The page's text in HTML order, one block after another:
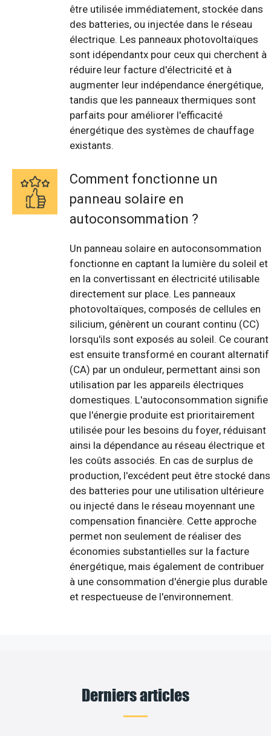
être utilisée immédiatement, stockée dans
des batteries, ou injectée dans le réseau
électrique. Les panneaux photovoltaïques
sont idépendantx pour ceux qui cherchent à
réduire leur facture d'électricité et à
augmenter leur indépendance énergétique,
tandis que les panneaux thermiques sont
parfaits pour améliorer l'efficacité
énergétique des systèmes de chauffage
existants.
Comment fonctionne un
panneau solaire en
autoconsommation ?
Un panneau solaire en autoconsommation
fonctionne en captant la lumière du soleil et
en la convertissant en électricité utilisable
directement sur place. Les panneaux
photovoltaïques, composés de cellules en
silicium, génèrent un courant continu (CC)
lorsqu'ils sont exposés au soleil. Ce courant
est ensuite transformé en courant alternatif
(CA) par un onduleur, permettant ainsi son
utilisation par les appareils électriques
domestiques. L'autoconsommation signifie
que l'énergie produite est prioritairement
utilisée pour les besoins du foyer, réduisant
ainsi la dépendance au réseau électrique et
les coûts associés. En cas de surplus de
production, l'excédent peut être stocké dans
des batteries pour une utilisation ultérieure
ou injecté dans le réseau moyennant une
compensation financière. Cette approche
permet non seulement de réaliser des
économies substantielles sur la facture
énergétique, mais également de contribuer
à une consommation d'énergie plus durable
et respectueuse de l'environnement.
Derniers articles